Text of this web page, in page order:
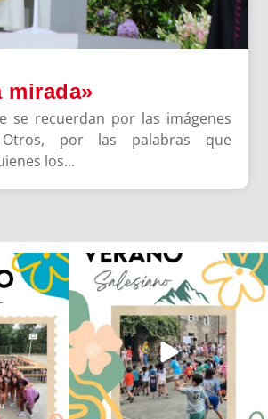
mirada»
se recuerdan por las imágenes
por las palabras que
los...
1º y 2º
La diversión y la alegría también se han
sentido...
95 0